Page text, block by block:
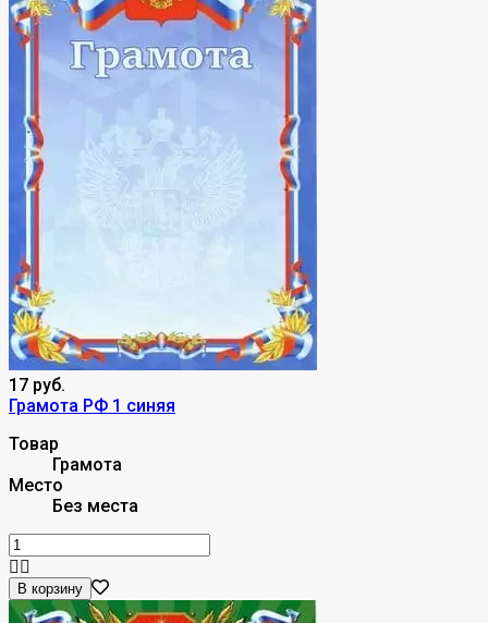
17 руб.
Грамота РФ 1 синяя
Товар
Грамота
Место
Без места
В корзину